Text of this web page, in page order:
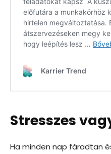
Stresszes
Ha minden nap fáradtan